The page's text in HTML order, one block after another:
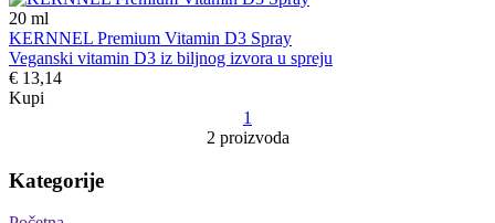
20 ml
KERNNEL Premium Vitamin D3 Spray
Veganski vitamin D3 iz biljnog izvora u spreju
€ 13,14
Kupi
1
2 proizvoda
Kategorije